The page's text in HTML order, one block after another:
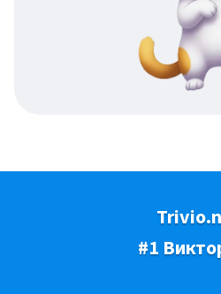
#1